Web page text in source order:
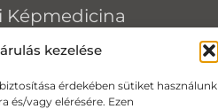
kezelése
érdekében sütiket használunk
és/vagy elérésére. Ezen
Képmedicina
Level II
Több mint 15